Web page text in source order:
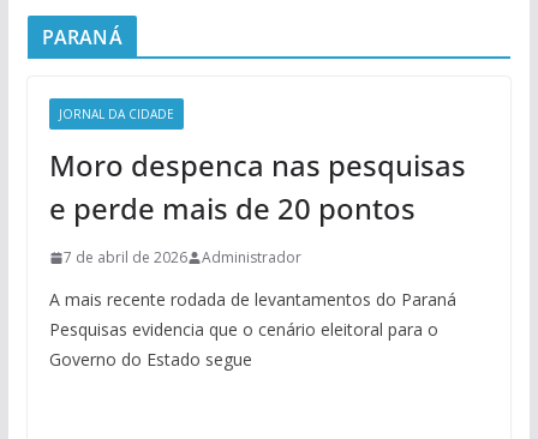
PARANÁ
JORNAL DA CIDADE
Moro despenca nas pesquisas
e perde mais de 20 pontos
7 de abril de 2026 Administrador
A mais recente rodada de levantamentos do Paraná
Pesquisas evidencia que o cenário eleitoral para o
Governo do Estado segue